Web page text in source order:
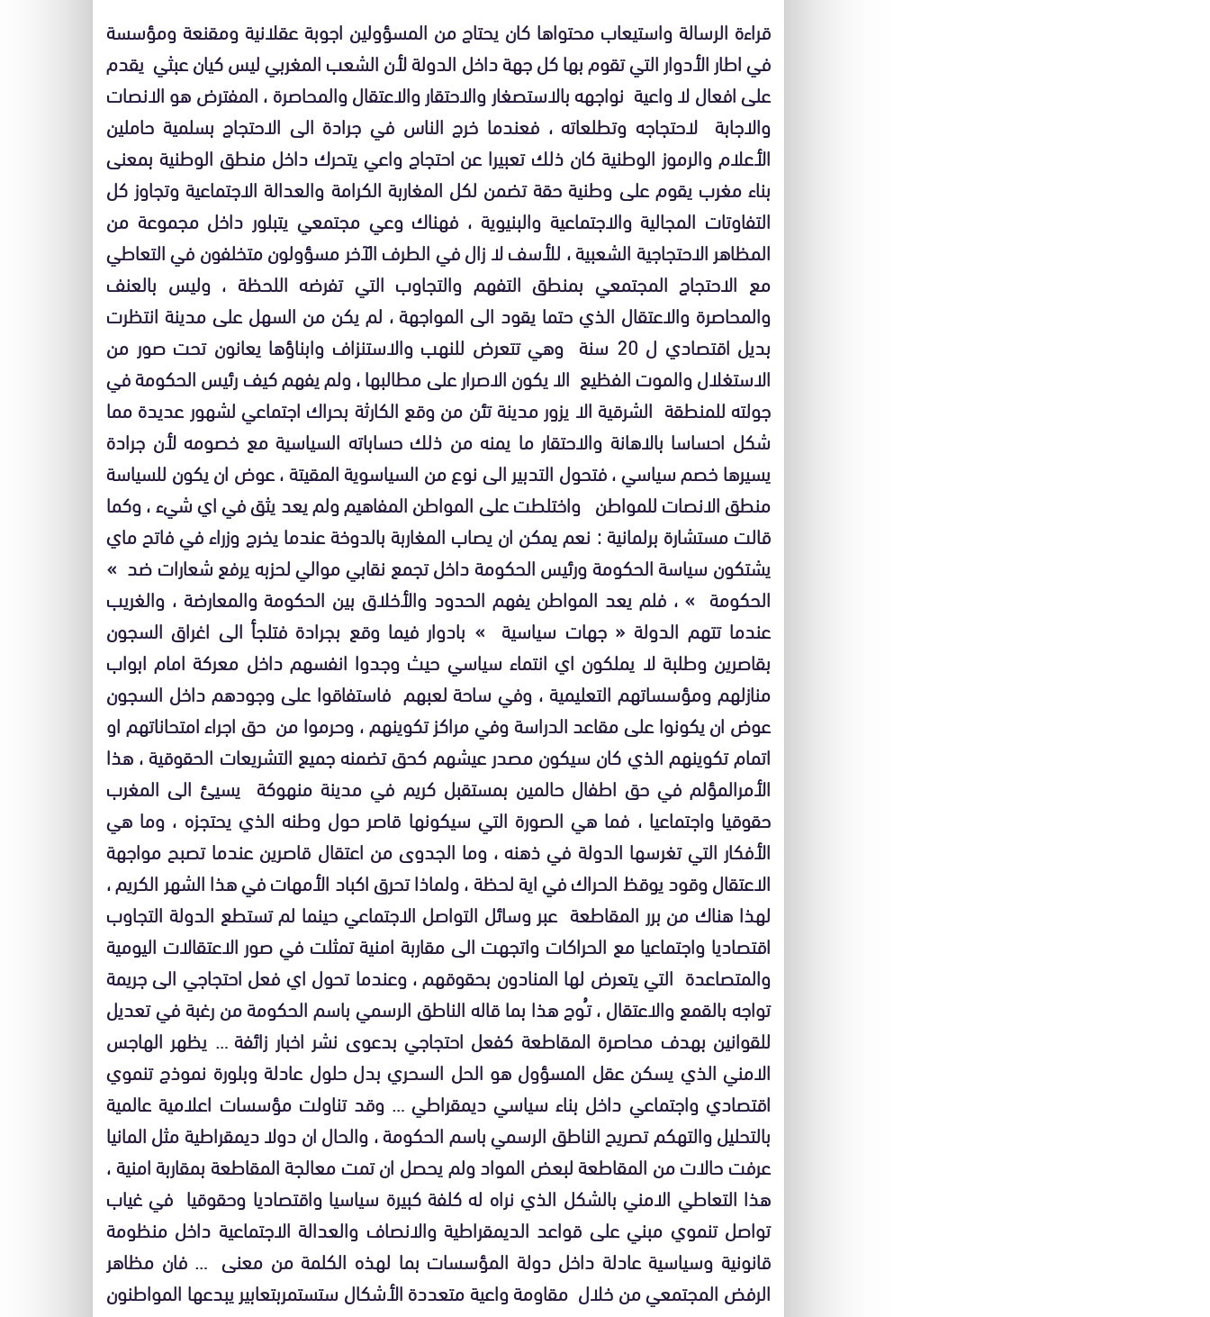
قراءة الرسالة واستيعاب محتواها كان يحتاج من المسؤولين اجوبة عقلانية ومقنعة ومؤسسة
في اطار الأدوار التي تقوم بها كل جهة داخل الدولة لأن الشعب المغربي ليس كيان عبثي يقدم
على افعال لا واعية نواجهه بالاستصغار والاحتقار والاعتقال والمحاصرة ، المفترض هو الانصات
والاجابة لاحتجاجه وتطلعاته ، فعندما خرج الناس في جرادة الى الاحتجاج بسلمية حاملين
الأعلام والرموز الوطنية كان ذلك تعبيرا عن احتجاج واعي يتحرك داخل منطق الوطنية بمعنى
بناء مغرب يقوم على وطنية حقة تضمن لكل المغاربة الكرامة والعدالة الاجتماعية وتجاوز كل
التفاوتات المجالية والاجتماعية والبنيوية ، فهناك وعي مجتمعي يتبلور داخل مجموعة من
المظاهر الاحتجاجية الشعبية ، للأسف لا زال في الطرف الآخر مسؤولون متخلفون في التعاطي
مع الاحتجاج المجتمعي بمنطق التفهم والتجاوب التي تفرضه اللحظة ، وليس بالعنف
والمحاصرة والاعتقال الذي حتما يقود الى المواجهة ، لم يكن من السهل على مدينة انتظرت
بديل اقتصادي ل 20 سنة وهي تتعرض للنهب والاستنزاف وابناؤها يعانون تحت صور من
الاستغلال والموت الفظيع الا يكون الاصرار على مطالبها ، ولم يفهم كيف رئيس الحكومة في
جولته للمنطقة الشرقية الا يزور مدينة تئن من وقع الكارثة بحراك اجتماعي لشهور عديدة مما
شكل احساسا بالاهانة والاحتقار ما يمنه من ذلك حساباته السياسية مع خصومه لأن جرادة
يسيرها خصم سياسي ، فتحول التدبير الى نوع من السياسوية المقيتة ، عوض ان يكون للسياسة
منطق الانصات للمواطن واختلطت على المواطن المفاهيم ولم يعد يثق في اي شيء ، وكما
قالت مستشارة برلمانية : نعم يمكن ان يصاب المغاربة بالدوخة عندما يخرج وزراء في فاتح ماي
يشتكون سياسة الحكومة ورئيس الحكومة داخل تجمع نقابي موالي لحزبه يرفع شعارات ضد »
الحكومة » ، فلم يعد المواطن يفهم الحدود والأخلاق بين الحكومة والمعارضة ، والغريب
عندما تتهم الدولة « جهات سياسية » بادوار فيما وقع بجرادة فتلجأ الى اغراق السجون
بقاصرين وطلبة لا يملكون اي انتماء سياسي حيث وجدوا انفسهم داخل معركة امام ابواب
منازلهم ومؤسساتهم التعليمية ، وفي ساحة لعبهم فاستفاقوا على وجودهم داخل السجون
عوض ان يكونوا على مقاعد الدراسة وفي مراكز تكوينهم ، وحرموا من حق اجراء امتحاناتهم او
اتمام تكوينهم الذي كان سيكون مصدر عيشهم كحق تضمنه جميع التشريعات الحقوقية ، هذا
الأمرالمؤلم في حق اطفال حالمين بمستقبل كريم في مدينة منهوكة يسيئ الى المغرب
حقوقيا واجتماعيا ، فما هي الصورة التي سيكونها قاصر حول وطنه الذي يحتجزه ، وما هي
الأفكار التي تغرسها الدولة في ذهنه ، وما الجدوى من اعتقال قاصرين عندما تصبح مواجهة
الاعتقال وقود يوقظ الحراك في اية لحظة ، ولماذا تحرق اكباد الأمهات في هذا الشهر الكريم ،
لهذا هناك من برر المقاطعة عبر وسائل التواصل الاجتماعي حينما لم تستطع الدولة التجاوب
اقتصاديا واجتماعيا مع الحراكات واتجهت الى مقاربة امنية تمثلت في صور الاعتقالات اليومية
والمتصاعدة التي يتعرض لها المنادون بحقوقهم ، وعندما تحول اي فعل احتجاجي الى جريمة
تواجه بالقمع والاعتقال ، تـُوج هذا بما قاله الناطق الرسمي باسم الحكومة من رغبة في تعديل
للقوانين بهدف محاصرة المقاطعة كفعل احتجاجي بدعوى نشر اخبار زائفة … يظهر الهاجس
الامني الذي يسكن عقل المسؤول هو الحل السحري بدل حلول عادلة وبلورة نموذج تنموي
اقتصادي واجتماعي داخل بناء سياسي ديمقراطي … وقد تناولت مؤسسات اعلامية عالمية
بالتحليل والتهكم تصريح الناطق الرسمي باسم الحكومة ، والحال ان دولا ديمقراطية مثل المانيا
عرفت حالات من المقاطعة لبعض المواد ولم يحصل ان تمت معالجة المقاطعة بمقاربة امنية ،
هذا التعاطي الامني بالشكل الذي نراه له كلفة كبيرة سياسيا واقتصاديا وحقوقيا في غياب
تواصل تنموي مبني على قواعد الديمقراطية والانصاف والعدالة الاجتماعية داخل منظومة
قانونية وسياسية عادلة داخل دولة المؤسسات بما لهذه الكلمة من معنى … فان مظاهر
الرفض المجتمعي من خلال مقاومة واعية متعددة الأشكال ستستمربتعابير يبدعها المواطنون